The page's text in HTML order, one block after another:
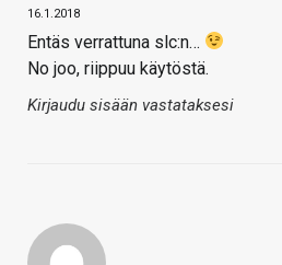
16.1.2018
Entäs verrattuna slc:n…
No joo, riippuu käytöstä.
Kirjaudu sisään vastataksesi